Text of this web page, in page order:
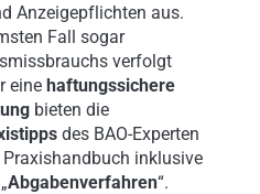
Anzeigepflichten aus.
Fall sogar
verfolgt
eine haftungssichere
bieten die
des BAO-Experten
inklusive
Abgabenverfahren“.